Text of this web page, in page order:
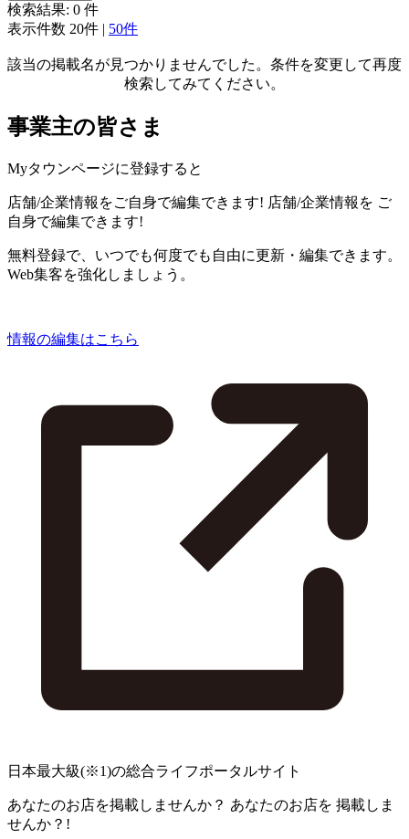
検索結果: 0 件
表示件数 20件 | 50件
該当の掲載名が見つかりませんでした。条件を変更して再度
検索してみてください。
事業主の皆さま
Myタウンページに登録すると
店舗/企業情報をご自身で編集できます! 店舗/企業情報を ご
自身で編集できます!
無料登録で、いつでも何度でも自由に更新・編集できます。
Web集客を強化しましょう。
情報の編集はこちら
日本最大級(※1)の総合ライフポータルサイト
あなたのお店を掲載しませんか？ あなたのお店を 掲載しま
せんか？!